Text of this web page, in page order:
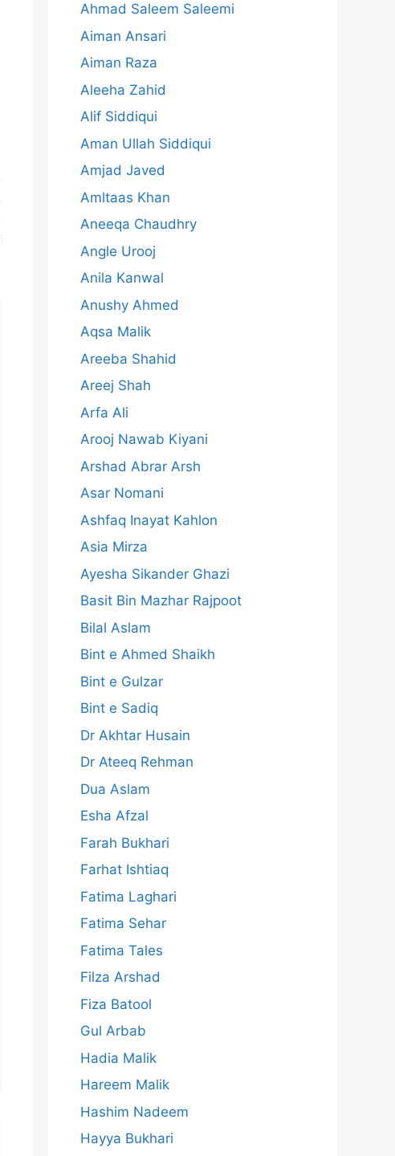
Ahmad Saleem Saleemi
Aiman Ansari
Aiman Raza
Aleeha Zahid
Alif Siddiqui
Aman Ullah Siddiqui
Amjad Javed
Amltaas Khan
Aneeqa Chaudhry
Angle Urooj
Anila Kanwal
Anushy Ahmed
Aqsa Malik
Areeba Shahid
Areej Shah
Arfa Ali
Arooj Nawab Kiyani
Arshad Abrar Arsh
Asar Nomani
Ashfaq Inayat Kahlon
Asia Mirza
Ayesha Sikander Ghazi
Basit Bin Mazhar Rajpoot
Bilal Aslam
Bint e Ahmed Shaikh
Bint e Gulzar
Bint e Sadiq
Dr Akhtar Husain
Dr Ateeq Rehman
Dua Aslam
Esha Afzal
Farah Bukhari
Farhat Ishtiaq
Fatima Laghari
Fatima Sehar
Fatima Tales
Filza Arshad
Fiza Batool
Gul Arbab
Hadia Malik
Hareem Malik
Hashim Nadeem
Hayya Bukhari